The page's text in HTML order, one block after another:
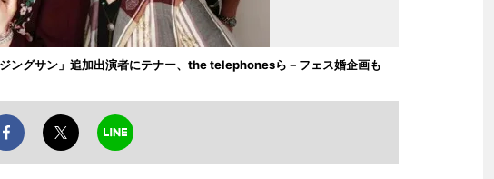
ングサン」追加出演者にテナー、the telephonesら－フェス婚企画も